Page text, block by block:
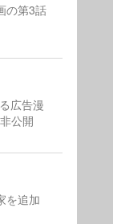
の第3話
広告漫
公開
を追加